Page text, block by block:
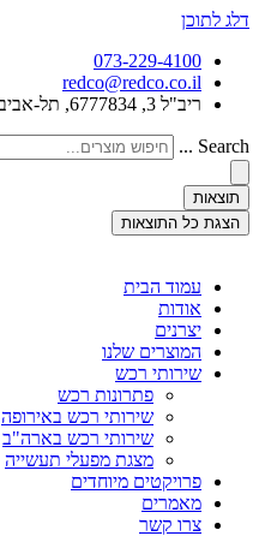
דלג לתוכן
073-229-4100
redco@redco.co.il
ריב"ל 3, 6777834, תל-אביב
Search ...
תוצאות
הצגת כל התוצאות
עמוד הבית
אודות
יצרנים
המוצרים שלנו
שירותי רכש
פתרונות רכש
שירותי רכש באירופה
שירותי רכש בארה"ב
מצגת מפעלי תעשייה
פרויקטים מיוחדים
מאמרים
צרו קשר